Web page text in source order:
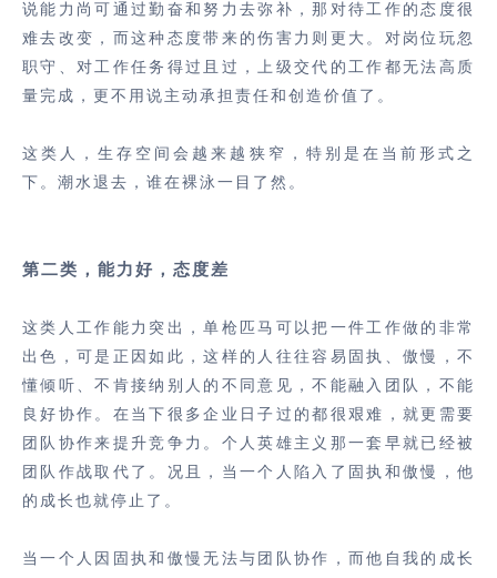
说能力尚可通过勤奋和努力去弥补，那对待工作的态度很
难去改变，而这种态度带来的伤害力则更大。对岗位玩忽
职守、对工作任务得过且过，上级交代的工作都无法高质
量完成，更不用说主动承担责任和创造价值了。
这类人，生存空间会越来越狭窄，特别是在当前形式之
下。潮水退去，谁在裸泳一目了然。
第二类，能力好，态度差
这类人工作能力突出，单枪匹马可以把一件工作做的非常
出色，可是正因如此，这样的人往往容易固执、傲慢，不
懂倾听、不肯接纳别人的不同意见，不能融入团队，不能
良好协作。在当下很多企业日子过的都很艰难，就更需要
团队协作来提升竞争力。个人英雄主义那一套早就已经被
团队作战取代了。况且，当一个人陷入了固执和傲慢，他
的成长也就停止了。
当一个人因固执和傲慢无法与团队协作，而他自我的成长